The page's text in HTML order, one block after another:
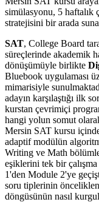
simülasyonu, 5 haftalık
stratejisini bir arada
SAT, College Board
süreçlerinde akademik
dönüşümüyle birlikte
Bluebook uygulaması
mimarisiyle
adayın karşılaştığı ilk
kurstan çevrimiçi
hangi yolun somut
Mersin SAT kursu
adaptif modülün
Writing ve Math
eşiklerini tek bir
1'den Module 2'ye
soru tiplerinin
döngüsünün nasıl